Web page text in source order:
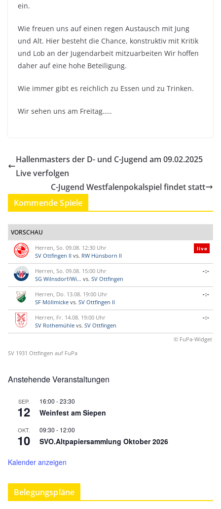
ein.
Wie freuen uns auf einen regen Austausch mit Jung
und Alt. Hier besteht die Chance, konstruktiv mit Kritik
und Lob an der Jugendarbeit mitzuarbeiten Wir hoffen
daher auf eine hohe Beteiligung.
Wie immer gibt es reichlich zu Essen und zu Trinken.
Wir sehen uns am Freitag…..
Hallenmasters der D- und C-Jugend am 09.02.2025
Live verfolgen
C-Jugend Westfalenpokalspiel findet statt
Kommende Spiele
VORSCHAU
Herren, So. 09.08. 12:30 Uhr
SV Ottfingen II vs. RW Hünsborn II
live
Herren, So. 09.08. 15:00 Uhr
SG Wilnsdorf/Wi... vs. SV Ottfingen
-:-
Herren, Do. 13.08. 19:00 Uhr
SF Möllmicke vs. SV Ottfingen II
-:-
Herren, Fr. 14.08. 19:00 Uhr
SV Rothemühle vs. SV Ottfingen
-:-
© FuPa-Widget
SV 1931 Ottfingen auf FuPa
Anstehende Veranstaltungen
SEP.
12
16:00 -23:30
Weinfest am Siepen
OKT.
10
09:30 - 12:00
SVO.Altpapiersammlung Oktober 2026
Kalender anzeigen
Belegungspläne